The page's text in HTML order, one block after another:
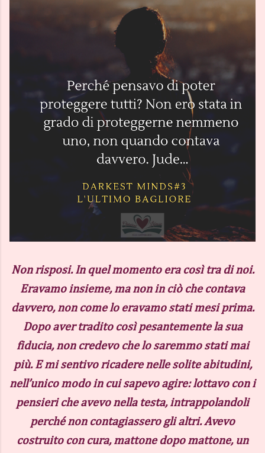
Non risposi. In quel momento era così tra di noi.
Eravamo insieme, ma non in ciò che contava
davvero, non come lo eravamo stati mesi prima.
Dopo aver tradito così pesantemente la sua
fiducia, non credevo che lo saremmo stati mai
più. E mi sentivo ricadere nelle solite abitudini,
nell’unico modo in cui sapevo agire: lottavo con i
pensieri che avevo nella testa, intrappolandoli
perché non contagiassero gli altri. Avevo
costruito con cura, mattone dopo mattone, un